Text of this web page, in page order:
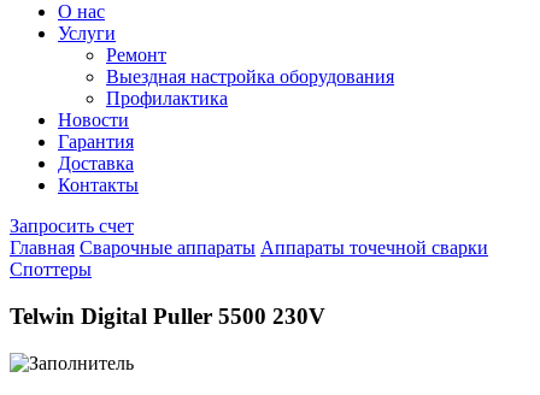
О нас
Услуги
Ремонт
Выездная настройка оборудования
Профилактика
Новости
Гарантия
Доставка
Контакты
Запросить счет
Главная Сварочные аппараты Аппараты точечной сварки
Споттеры
Telwin Digital Puller 5500 230V